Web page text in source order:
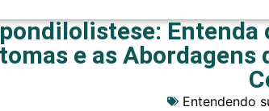
e as
Entendendo